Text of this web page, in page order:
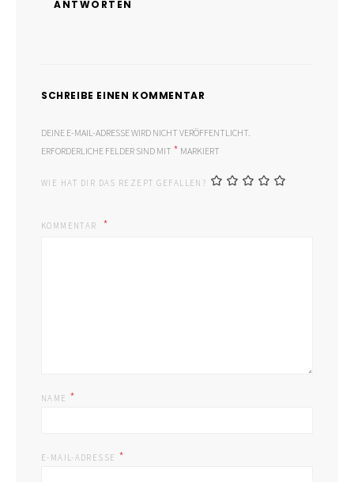
ANTWORTEN
SCHREIBE EINEN KOMMENTAR
DEINE E-MAIL-ADRESSE WIRD NICHT VERÖFFENTLICHT.
ERFORDERLICHE FELDER SIND MIT * MARKIERT
WIE HAT DIR DAS REZEPT GEFALLEN?
KOMMENTAR
NAME *
E-MAIL-ADRESSE *